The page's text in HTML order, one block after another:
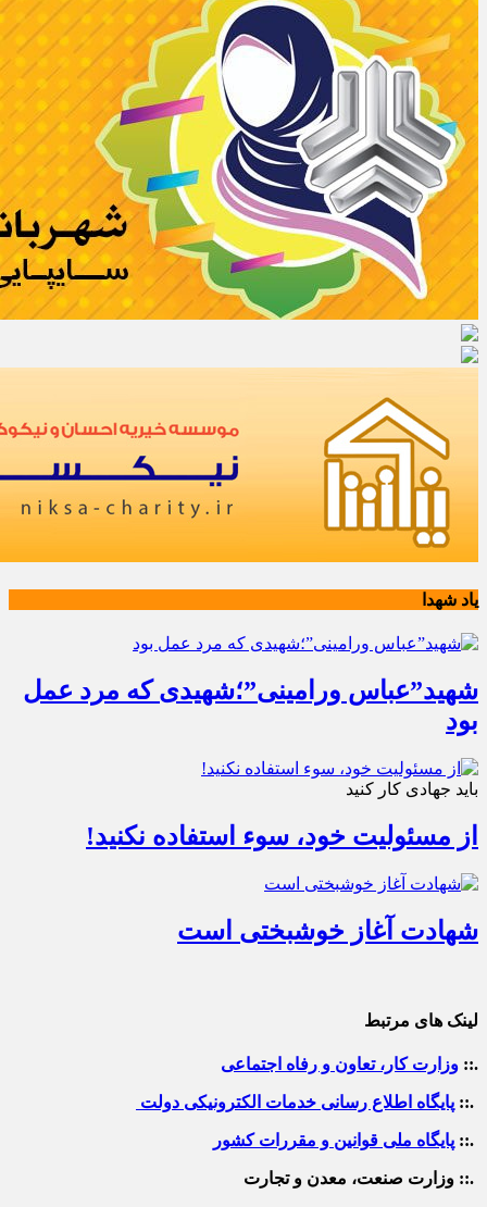
یاد شهدا
شهید”عباس ورامینی”؛شهیدی که مرد عمل
بود
باید جهادی کار کنید
از مسئولیت خود، سوء استفاده نکنید!
شهادت آغاز خوشبختی است
لینک های مرتبط
.:: وزارت کار، تعاون و رفاه اجتماعی
.:: پایگاه اطلاع رسانی خدمات الکترونیکی دولت
.:: پایگاه ملی قوانین و مقررات کشور
.:: وزارت صنعت، معدن و تجارت